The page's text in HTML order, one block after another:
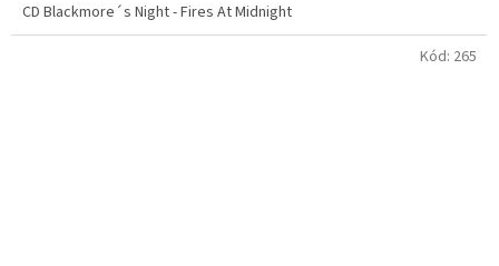
CD Blackmore´s Night - Fires At Midnight
Kód: 265